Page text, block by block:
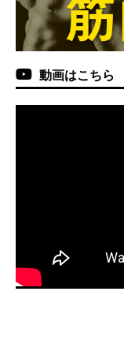
動画はこちら